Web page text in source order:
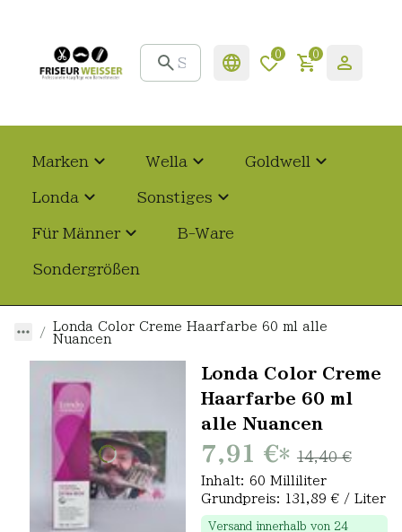
0 0
Marken Wella Goldwell
Londa Sonstiges
Für Männer B-Ware
Sondergrößen
Londa Color Creme Haarfarbe 60 ml alle
Nuancen
Londa Color Creme
Haarfarbe 60 ml
alle Nuancen
7,91 €* 14,40 €
Inhalt: 60 Milliliter
Grundpreis: 131,89 € / Liter
Versand innerhalb von 24